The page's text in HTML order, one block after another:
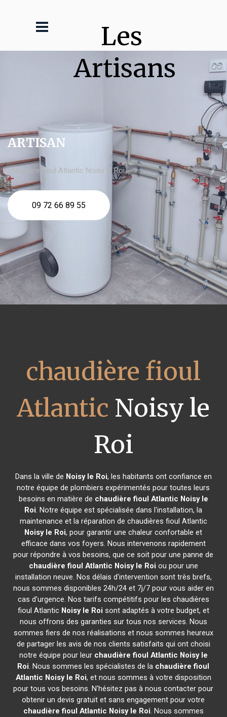
Les
Artisans
ARTISAN
chaudière fioul Atlantic Noisy le Roi
09 72 66 89 55
chaudière fioul
Atlantic Noisy le
Roi
Dans la ville de Noisy le Roi, les habitants ont confiance en
notre équipe de plombiers expérimentés pour toutes leurs
besoins en matière de chaudière fioul Atlantic Noisy le
Roi. Notre équipe est spécialisée dans l'installation, la
maintenance et la réparation de chaudières fioul Atlantic
Noisy le Roi, pour garantir une chaleur confortable et
efficace dans vos foyers. Nous intervenons rapidement
pour répondre à vos besoins, que ce soit pour une panne de
chaudière fioul Atlantic Noisy le Roi ou pour une
installation neuve. Nos délais d'intervention sont très brefs,
nous sommes disponibles 24h/24 et 7j/7 pour vous aider en
cas d'urgence. Nos tarifs compétitifs pour les chaudières
fioul Atlantic Noisy le Roi sont adaptés à votre budget, et
nous offrons des garanties sur tous nos services. Nous
sommes fiers de nos réalisations et nous sommes heureux
de partager les avis de nos clients satisfaits qui ont choisi
notre équipe pour leur chaudière fioul Atlantic Noisy le
Roi. Nous sommes les spécialistes de la chaudière fioul
Atlantic Noisy le Roi, et nous sommes à votre disposition
pour tous vos besoins. N'hésitez pas à nous contacter pour
obtenir un devis gratuit et sans engagement pour votre
chaudière fioul Atlantic Noisy le Roi. Nous sommes